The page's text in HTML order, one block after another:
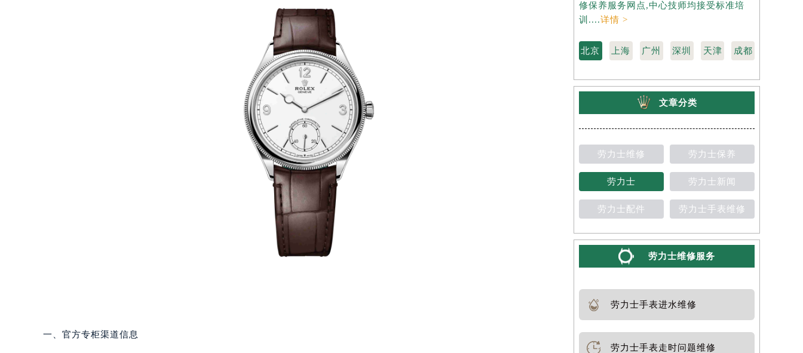
一、官方专柜渠道信息
修保养服务网点,中心技师均接受标准培
训....详情 >
北京 上海 广州 深圳 天津 成都
文章分类
劳力士维修 劳力士保养
劳力士 劳力士新闻
劳力士配件 劳力士手表维修
劳力士维修服务
劳力士手表进水维修
劳力士手表走时问题维修